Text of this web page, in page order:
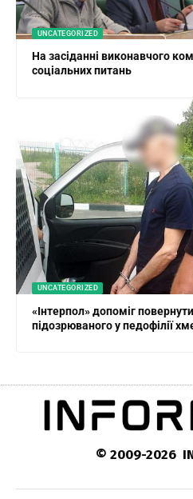
UNCATEGORIZED
На засіданні виконавчого
соціальних питань
UNCATEGORIZED
«Інтерпол» допоміг
підозрюваного у педофілії
© 2009-2026